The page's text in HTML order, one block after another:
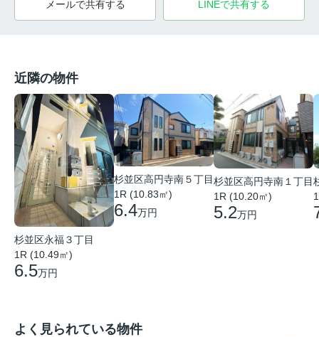
メールで共有する LINEで共有する
近隣の物件
杉並区永福３丁目
1R (10.49㎡)
6.5万円
杉並区高円寺南５丁目
1R (10.83㎡)
6.4万円
杉並区高円寺南１丁目
1R (10.20㎡)
5.2万円
よく見られている物件